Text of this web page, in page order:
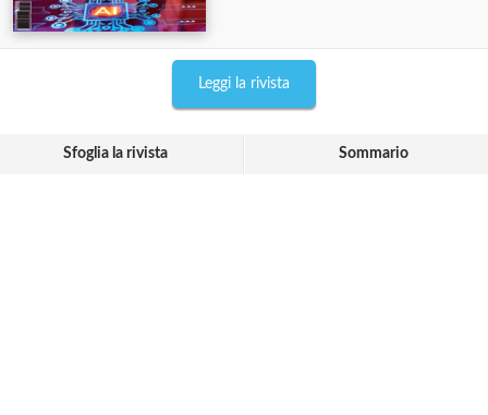
Leggi la rivista
Sfoglia la rivista Sommario